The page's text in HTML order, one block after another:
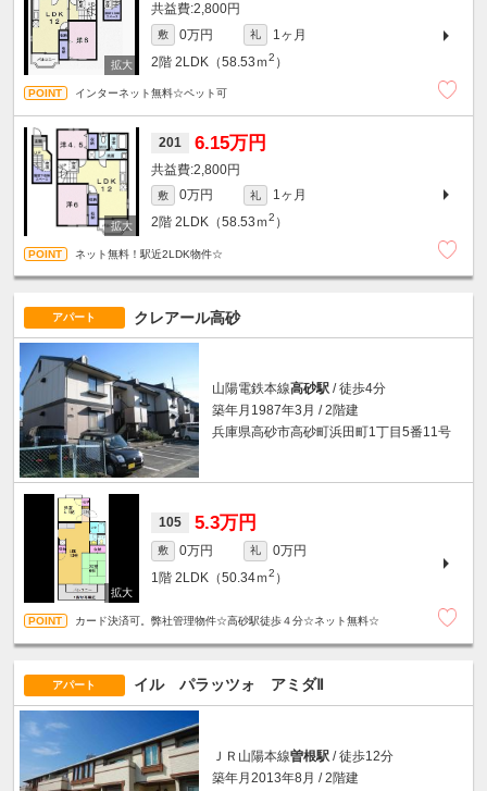
2,800円
敷 0万円 礼
1ヶ月
2階 2LDK（58.53ｍ2 ）
インターネット無料☆ペット可
201 6.15万円
2,800円
敷 0万円 礼
1ヶ月
2階 2LDK（58.53ｍ2 ）
ネット無料！駅近2LDK物件☆
アパート クレアール高砂
山陽電鉄本線高砂駅 / 徒歩4分
築年月1987年3月 / 2階建
兵庫県高砂市高砂町浜田町1丁目5番11号
105 5.3万円
敷 0万円 礼
0万円
1階 2LDK（50.34ｍ2 ）
カード決済可。弊社管理物件☆高砂駅徒歩４分☆ネット無料☆
アパート イル パラッツォ アミダⅡ
ＪＲ山陽本線曽根駅 / 徒歩12分
築年月2013年8月 / 2階建